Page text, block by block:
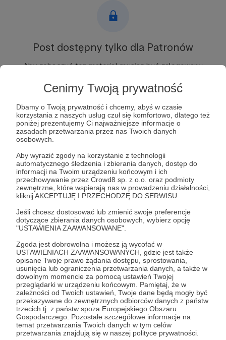
Cenimy Twoją prywatność
Dbamy o Twoją prywatność i chcemy, abyś w czasie
korzystania z naszych usług czuł się komfortowo, dlatego też
poniżej prezentujemy Ci najważniejsze informacje o
zasadach przetwarzania przez nas Twoich danych
osobowych.
Aby wyrazić zgody na korzystanie z technologii
automatycznego śledzenia i zbierania danych, dostęp do
informacji na Twoim urządzeniu końcowym i ich
przechowywanie przez Crowd8 sp. z o.o. oraz podmioty
zewnętrzne, które wspierają nas w prowadzeniu działalności,
kliknij AKCEPTUJĘ I PRZECHODZĘ DO SERWISU.
Jeśli chcesz dostosować lub zmienić swoje preferencje
dotyczące zbierania danych osobowych, wybierz opcję
"USTAWIENIA ZAAWANSOWANE".
Zgoda jest dobrowolna i możesz ją wycofać w
USTAWIENIACH ZAAWANSOWANYCH, gdzie jest także
opisane Twoje prawo żądania dostępu, sprostowania,
usunięcia lub ograniczenia przetwarzania danych, a także w
dowolnym momencie za pomocą ustawień Twojej
przeglądarki w urządzeniu końcowym. Pamiętaj, że w
zależności od Twoich ustawień, Twoje dane będą mogły być
przekazywane do zewnętrznych odbiorców danych z państw
trzecich tj. z państw spoza Europejskiego Obszaru
Gospodarczego. Pozostałe szczegółowe informacje na
temat przetwarzania Twoich danych w tym celów
przetwarzania znajdują się w naszej polityce prywatności.
Post dostępny tylko dla Patronów
Aby zobaczyć ten materiał musisz być zalogowany
Zostań Patronem
Zaloguj się
Polska&Europa Technologia Turcja Ukraina usa
Udostępnij
Strategy&Future
Zobacz profil autora